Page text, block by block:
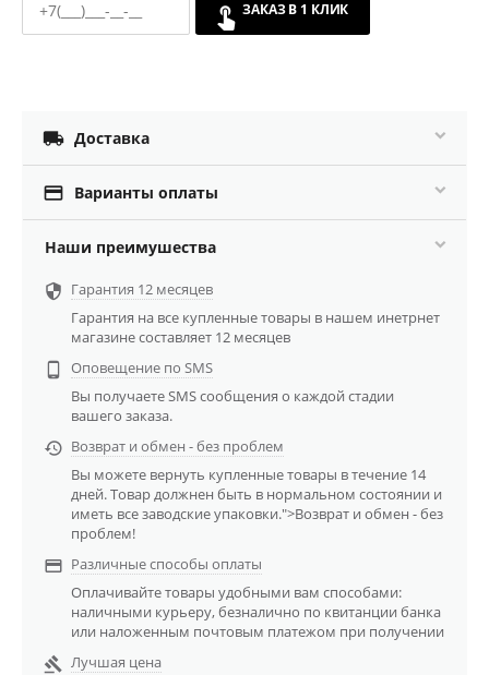
ЗАКАЗ В 1 КЛИК
 Доставка
 Варианты оплаты
Наши преимушества
 Гарантия 12 месяцев
Гарантия на все купленные товары в нашем инетрнет
магазине составляет 12 месяцев

Оповещение по SMS
Вы получаете SMS сообщения о каждой стадии
вашего заказа.
 Возврат и обмен - без проблем
Вы можете вернуть купленные товары в течение 14
дней. Товар должнен быть в нормальном состоянии и
иметь все заводские упаковки.">Возврат и обмен - без
проблем!
 Различные способы оплаты
Оплачивайте товары удобными вам способами:
наличными курьеру, безналично по квитанции банка
или наложенным почтовым платежом при получении

Лучшая цена